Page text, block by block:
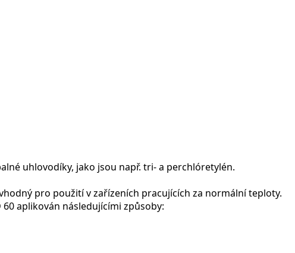
uhlovodíky, jako jsou např. tri- a perchlóretylén.
pro použití v zařízeních pracujících za normální teploty.
aplikován následujícími způsoby: